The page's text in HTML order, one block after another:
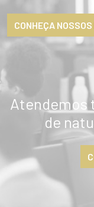
CONHEÇA
Atendemos
de